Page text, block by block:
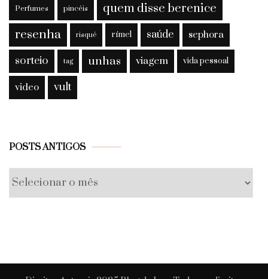
Perfumes pincéis quem disse berenice
resenha risqué rímel saúde sephora
sorteio tag unhas viagem vida pessoal
video vult
POSTS ANTIGOS
Posts